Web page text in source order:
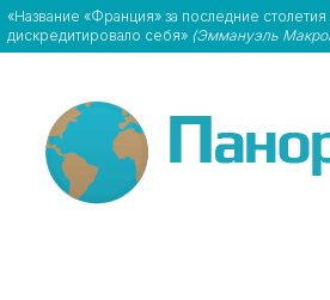
«Название «Франция» за последние
дискредитировало себя» (Эммануэль